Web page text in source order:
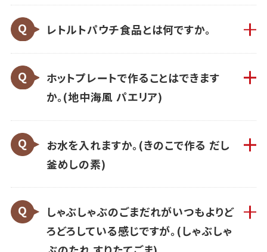
レトルトパウチ食品とは何ですか。
ホットプレートで作ることはできます
か。(地中海風 パエリア)
お水を入れますか。(きのこで作る だし
釜めしの素)
しゃぶしゃぶのごまだれがいつもよりど
ろどろしている感じですが。(しゃぶしゃ